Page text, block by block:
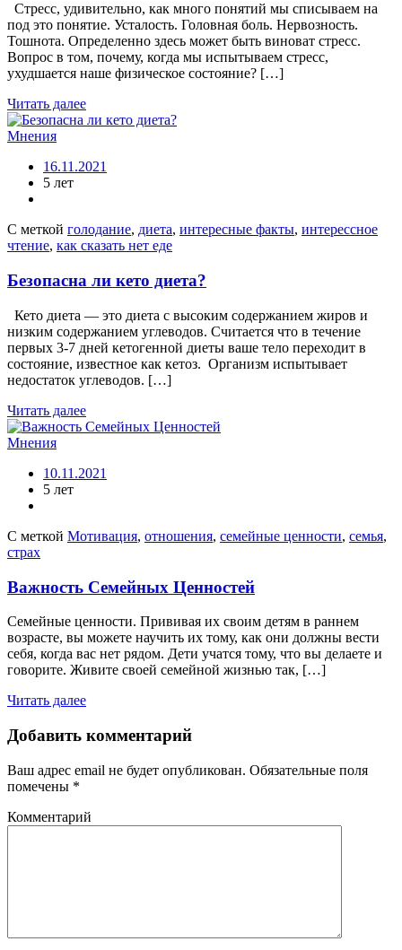
Стресс, удивительно, как много понятий мы списываем на
под это понятие. Усталость. Головная боль. Нервозность.
Тошнота. Определенно здесь может быть виноват стресс.
Вопрос в том, почему, когда мы испытываем стресс,
ухудшается наше физическое состояние? […]
Читать далее
Мнения
16.11.2021
5 лет
С меткой голодание, диета, интересные факты, интерессное
чтение, как сказать нет еде
Безопасна ли кето диета?
Кето диета — это диета с высоким содержанием жиров и
низким содержанием углеводов. Считается что в течение
первых 3-7 дней кетогенной диеты ваше тело переходит в
состояние, известное как кетоз. Организм испытывает
недостаток углеводов. […]
Читать далее
Мнения
10.11.2021
5 лет
С меткой Мотивация, отношения, семейные ценности, семья,
страх
Важность Семейных Ценностей
Семейные ценности. Прививая их своим детям в раннем
возрасте, вы можете научить их тому, как они должны вести
себя, когда вас нет рядом. Дети учатся тому, что вы делаете и
говорите. Живите своей семейной жизнью так, […]
Читать далее
Добавить комментарий
Ваш адрес email не будет опубликован. Обязательные поля
помечены *
Комментарий